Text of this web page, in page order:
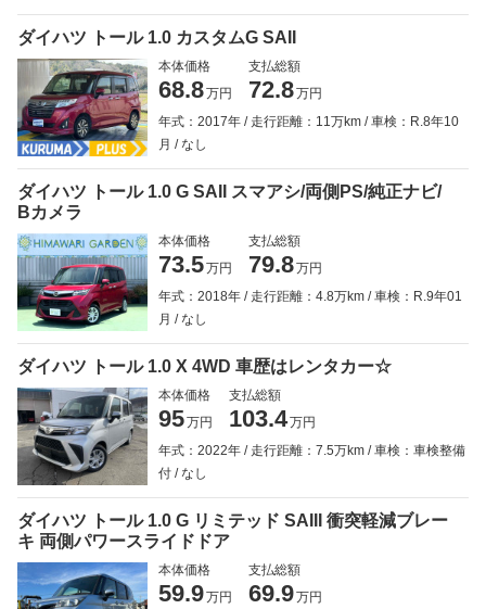
ダイハツ トール 1.0 カスタムG SAII
本体価格
68.8万円
支払総額
72.8万円
年式：2017年
走行距離：11万km
車検：R.8年10
月
なし
ダイハツ トール 1.0 G SAII スマアシ/両側PS/純正ナビ/
Bカメラ
本体価格
73.5万円
支払総額
79.8万円
年式：2018年
走行距離：4.8万km
車検：R.9年01
月
なし
ダイハツ トール 1.0 X 4WD 車歴はレンタカー☆
本体価格
95万円
支払総額
103.4万円
年式：2022年
走行距離：7.5万km
車検：車検整備
付
なし
ダイハツ トール 1.0 G リミテッド SAIII 衝突軽減ブレー
キ 両側パワースライドドア
本体価格
59.9万円
支払総額
69.9万円